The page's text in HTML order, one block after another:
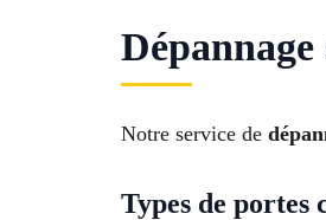
Notre service de
Types de portes